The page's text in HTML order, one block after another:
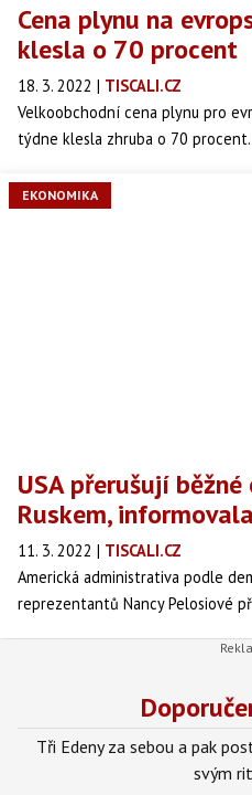
Cena plynu na
klesla o 70 procent
18. 3. 2022 | TISCALI.CZ
Velkoobchodní cena plynu pro
týdne klesla zhruba o 70
Nizozemsku, který je pro evropský
EKONOMIKA
USA přerušují
Ruskem,
11. 3. 2022 | TISCALI.CZ
Americká administrativa podle
reprezentantů Nancy Pelosiové
Tři Edeny za sebou a pak
svým